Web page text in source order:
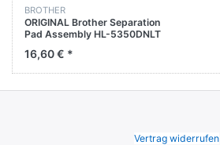
BROTHER
ORIGINAL Brother Separation
Pad Assembly HL-5350DNLT
78370DN
16,60 € *
Vertrag widerrufen